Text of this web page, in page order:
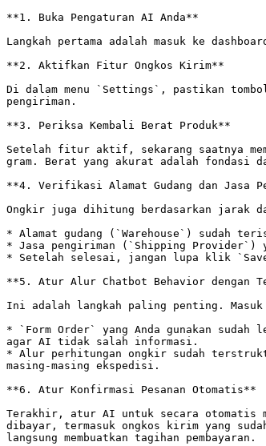
**1. Buka Pengaturan AI Anda**
Langkah pertama adalah masuk ke
**2. Aktifkan Fitur Ongkos Kirim**
Di dalam menu `Settings`, pastikan
pengiriman.
**3. Periksa Kembali Berat Produk**
Setelah fitur aktif, sekarang saatnya
gram. Berat yang akurat adalah fondasi
**4. Verifikasi Alamat Gudang dan Jasa
Ongkir juga dihitung berdasarkan jarak
* Alamat gudang (`Warehouse`) sudah
* Jasa pengiriman (`Shipping Provider`)
* Setelah selesai, jangan lupa klik `Save
**5. Atur Alur Chatbot Behavior dengan
Ini adalah langkah paling penting.
* `Form Order` yang Anda gunakan sudah
agar AI tidak salah informasi.
* Alur perhitungan ongkir sudah
masing-masing ekspedisi.
**6. Atur Konfirmasi Pesanan Otomatis**
Terakhir, atur AI untuk secara otomatis
dibayar, termasuk ongkos kirim yang
langsung membuatkan tagihan pembayaran.